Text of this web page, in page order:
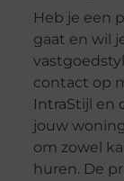
Heb je een
gaat en wil
contact op
IntraStijl en
jouw
om zowel
huren. De